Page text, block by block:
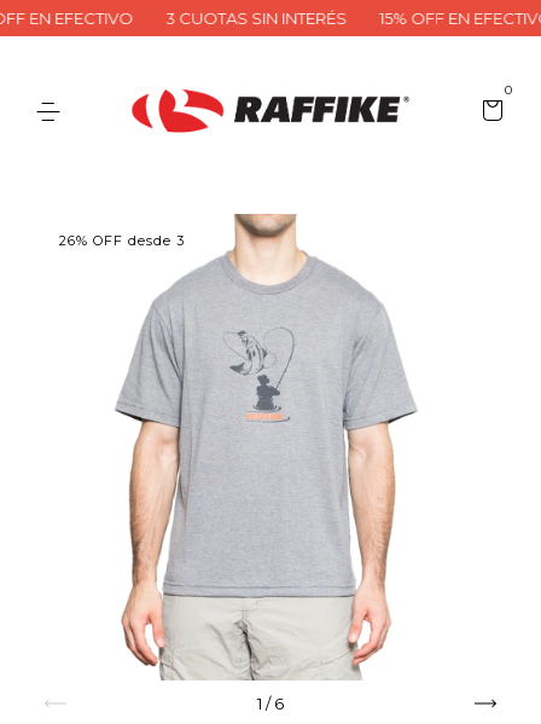
EN EFECTIVO 3 CUOTAS SIN INTERÉS 15% OFF EN EFECTIVO
0
26% OFF desde 3
1 /6